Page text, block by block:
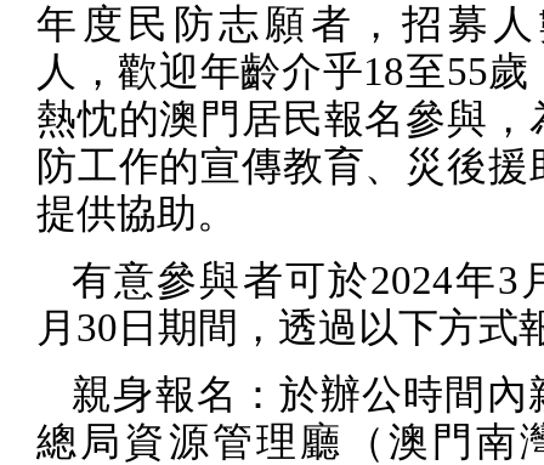
年度民防志願者，招募
人，歡迎年齡介乎18至55歲
熱忱的澳門居民報名參與，
防工作的宣傳教育、災後援
提供協助。
有意參與者可於2024年3
月 30 日 期間，透過以下方式
親身報名：於辦公時間內
總局資源管理廳（澳門南